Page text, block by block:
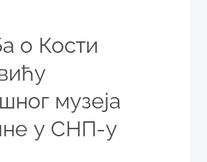
о Кости
музеја
у СНП-у